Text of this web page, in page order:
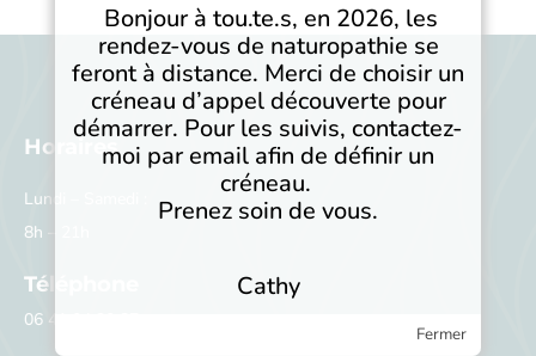
Horaires
Lundi – Samedi :
8h – 21h
Téléphone
06 41 04 30 87
Fermer
Bonjour à tou.te.s, en 2026, les
rendez-vous de naturopathie se
feront à distance. Merci de choisir un
créneau d’appel découverte pour
démarrer. Pour les suivis, contactez-
moi par email afin de définir un
créneau.
Prenez soin de vous.
Cathy